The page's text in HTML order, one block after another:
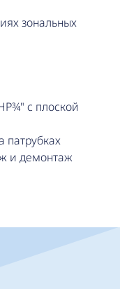
зональных
с плоской
патрубках
и демонтаж